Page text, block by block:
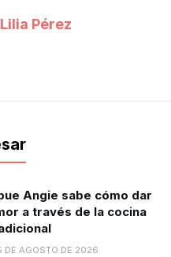
Lilia Pérez
Angie sabe cómo dar
a través de la cocina
DE AGOSTO DE 2026